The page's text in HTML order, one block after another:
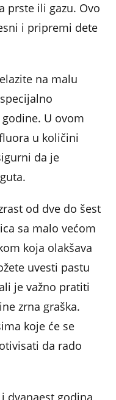
prste ili gazu. Ovo
i pripremi dete
na malu
U ovom
u količini
da je
od dve do šest
sa malo većom
koja olakšava
uvesti pastu
je važno pratiti
zrna graška.
koje će se
da rado